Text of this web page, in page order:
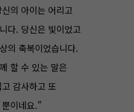
의 아이는 어리고
다. 당신은 빛이었고
의 축복이었습니다.
할 수 있는 말은
감사하고 또
이네요.”